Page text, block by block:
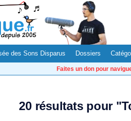
des Sons Disparus Dossiers
Faites un don pour
20 résultats pour